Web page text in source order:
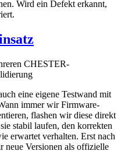
Wird ein Defekt erkannt,
eine eigene Testwand mit
immer wir Firmware-
flashen wir diese direkt
stabil laufen, den korrekten
erwartet verhalten. Erst nach
neue Versionen als offizielle